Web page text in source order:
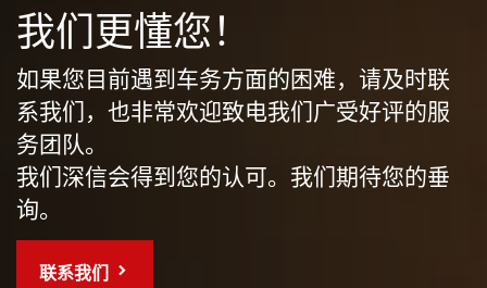
我们更懂您！
如果您目前遇到车务方面的困难，请及时联
系我们，也非常欢迎致电我们广受好评的服
务团队。
我们深信会得到您的认可。我们期待您的垂
询。
联系我们